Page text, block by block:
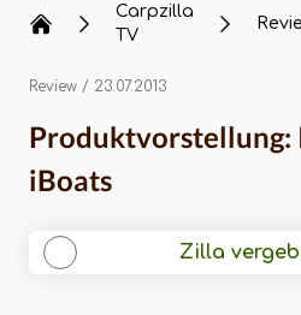
Carpzilla
TV
Review / 23.07.2013
Produktvorstellung:
iBoats
Zilla